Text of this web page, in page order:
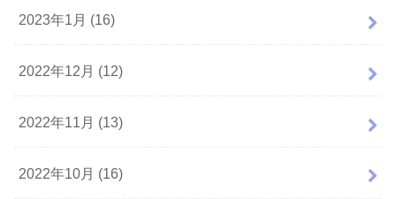
2023年1月 (16)
2022年12月 (12)
2022年11月 (13)
2022年10月 (16)